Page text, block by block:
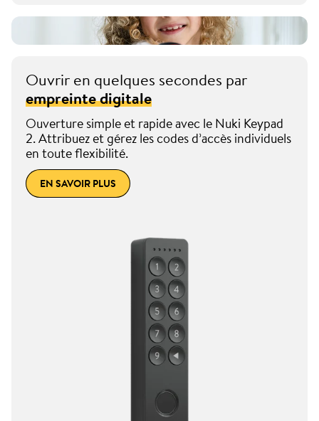
Ouvrir en quelques secondes par
empreinte digitale
Ouverture simple et rapide avec le Nuki Keypad
2. Attribuez et gérez les codes d’accès individuels
en toute flexibilité.
EN SAVOIR PLUS